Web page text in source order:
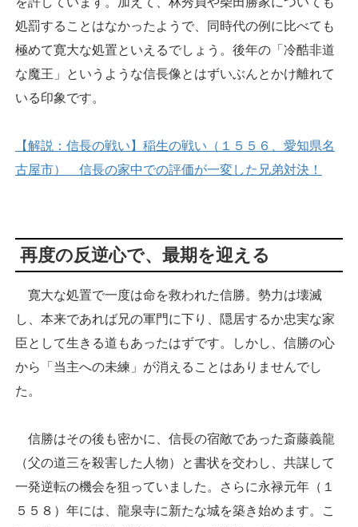
処罰することはなかったようで、同時代の例に比べても
極めて寛大な処置といえるでしょう。後年の「冷酷非道
な魔王」というような信長像とはずいぶんとかけ離れて
いる印象です。
【解説：信長の戦い】稲生の戦い（１５５６、愛知県名
古屋市） 信長の家中での評価が一変した兄弟対決！
再度の反逆心で、最期を迎える
寛大な処置で一度は命を救われた信勝。勢力は壊滅
し、本来であれば兄の軍門に下り、隠居するか忠実な家
臣として生きる道もあったはずです。しかし、信勝の心
から「当主への未練」が消えることはありませんでし
た。
信勝はその後も密かに、信長の宿敵であった斎藤義龍
（父の道三を殺害した人物）と書状を交わし、共謀して
一発逆転の機会を狙っていました。さらに永禄元年（１
５５８）年には、龍泉寺に新たな城を築き始めます。こ